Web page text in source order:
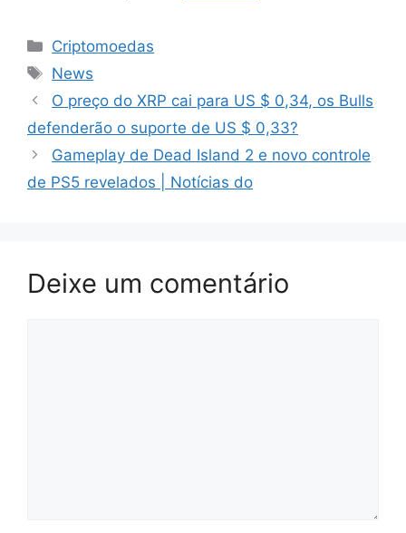
Categorias
Criptomoedas
Tags
News
O preço do XRP cai para US $ 0,34, os Bulls
defenderão o suporte de US $ 0,33?
Gameplay de Dead Island 2 e novo controle
de PS5 revelados | Notícias do
Deixe um comentário